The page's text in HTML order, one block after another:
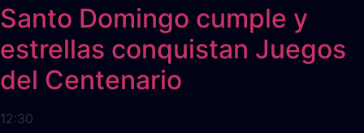
Santo Domingo cumple y
estrellas conquistan Juegos
del Centenario
12:30